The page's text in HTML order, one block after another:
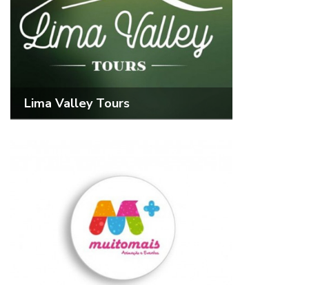
Lima Valley Tours